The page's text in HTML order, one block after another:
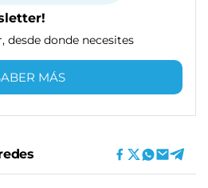
desde donde necesites
MÁS